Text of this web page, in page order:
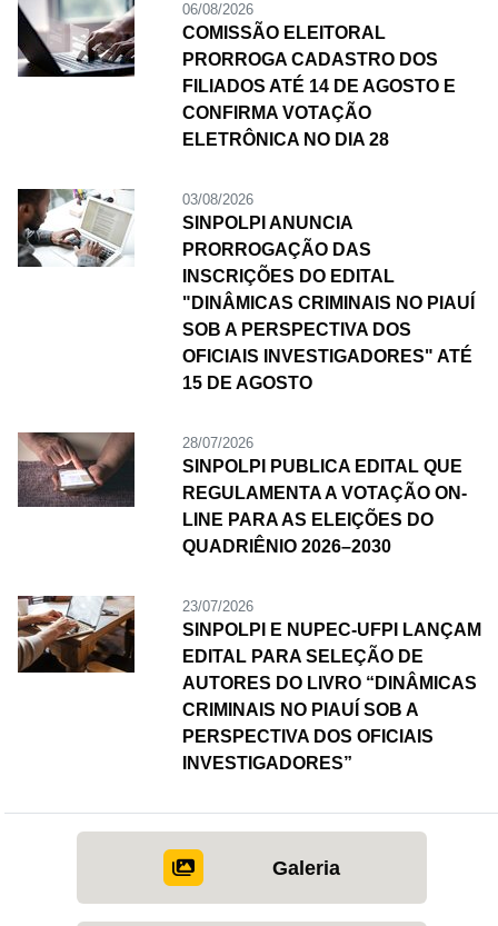
06/08/2026
COMISSÃO ELEITORAL
PRORROGA CADASTRO DOS
FILIADOS ATÉ 14 DE AGOSTO E
CONFIRMA VOTAÇÃO
ELETRÔNICA NO DIA 28
03/08/2026
SINPOLPI ANUNCIA
PRORROGAÇÃO DAS
INSCRIÇÕES DO EDITAL
"DINÂMICAS CRIMINAIS NO PIAUÍ
SOB A PERSPECTIVA DOS
OFICIAIS INVESTIGADORES" ATÉ
15 DE AGOSTO
28/07/2026
SINPOLPI PUBLICA EDITAL QUE
REGULAMENTA A VOTAÇÃO ON-
LINE PARA AS ELEIÇÕES DO
QUADRIÊNIO 2026–2030
23/07/2026
SINPOLPI E NUPEC-UFPI LANÇAM
EDITAL PARA SELEÇÃO DE
AUTORES DO LIVRO “DINÂMICAS
CRIMINAIS NO PIAUÍ SOB A
PERSPECTIVA DOS OFICIAIS
INVESTIGADORES”
Galeria